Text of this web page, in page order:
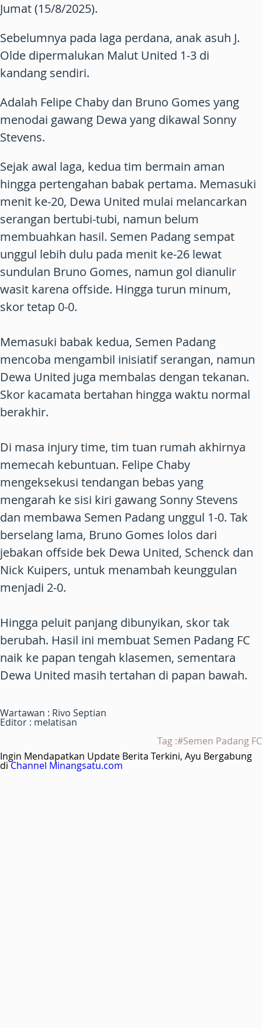
Jumat (15/8/2025).
Sebelumnya pada laga perdana, anak asuh J.
Olde dipermalukan Malut United 1-3 di
kandang sendiri.
Adalah Felipe Chaby dan Bruno Gomes yang
menodai gawang Dewa yang dikawal Sonny
Stevens.
Sejak awal laga, kedua tim bermain aman
hingga pertengahan babak pertama. Memasuki
menit ke-20, Dewa United mulai melancarkan
serangan bertubi-tubi, namun belum
membuahkan hasil. Semen Padang sempat
unggul lebih dulu pada menit ke-26 lewat
sundulan Bruno Gomes, namun gol dianulir
wasit karena offside. Hingga turun minum,
skor tetap 0-0.
Memasuki babak kedua, Semen Padang
mencoba mengambil inisiatif serangan, namun
Dewa United juga membalas dengan tekanan.
Skor kacamata bertahan hingga waktu normal
berakhir.
Di masa injury time, tim tuan rumah akhirnya
memecah kebuntuan. Felipe Chaby
mengeksekusi tendangan bebas yang
mengarah ke sisi kiri gawang Sonny Stevens
dan membawa Semen Padang unggul 1-0. Tak
berselang lama, Bruno Gomes lolos dari
jebakan offside bek Dewa United, Schenck dan
Nick Kuipers, untuk menambah keunggulan
menjadi 2-0.
Hingga peluit panjang dibunyikan, skor tak
berubah. Hasil ini membuat Semen Padang FC
naik ke papan tengah klasemen, sementara
Dewa United masih tertahan di papan bawah.
Wartawan : Rivo Septian
Editor : melatisan
Tag :#Semen Padang FC
Ingin Mendapatkan Update Berita Terkini, Ayu Bergabung
diChannel Minangsatu.com